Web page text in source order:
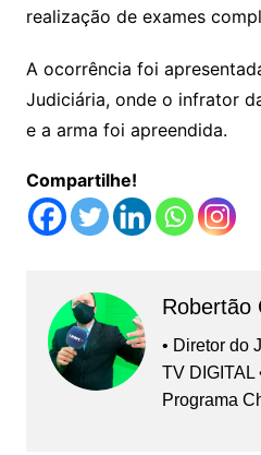
realização de exames
A ocorrência foi
Judiciária, onde o infrator
e a arma foi apreendida.
Compartilhe!
Robertão
• Diretor do
TV DIGITAL
Programa